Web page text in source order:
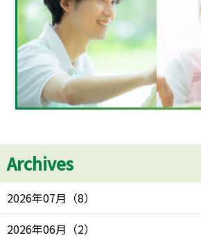
Archives
2026年07月 （8）
2026年06月 （2）